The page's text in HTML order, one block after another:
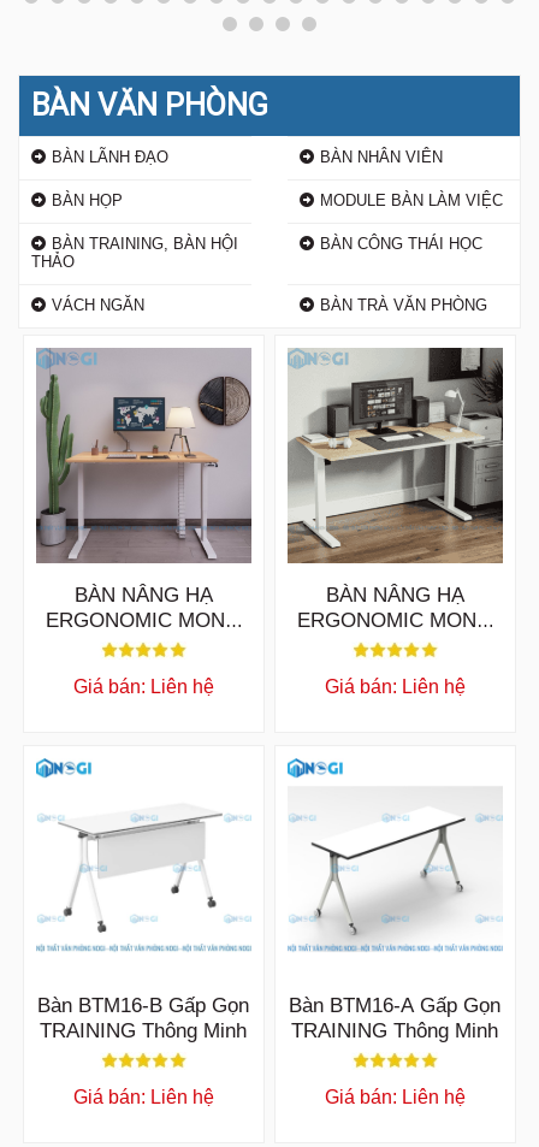
BÀN VĂN PHÒNG
BÀN LÃNH ĐẠO BÀN NHÂN VIÊN
BÀN HỌP MODULE BÀN LÀM VIỆC
BÀN TRAINING, BÀN HỘI
THẢO
BÀN CÔNG THÁI HỌC
VÁCH NGĂN BÀN TRÀ VĂN PHÒNG
BÀN NÂNG HẠ
ERGONOMIC MONO
V1 / 1 MÁY
Giá bán: Liên hệ
BÀN NÂNG HẠ
ERGONOMIC MONO
V2 / 2 MÁY
Giá bán: Liên hệ
Bàn BTM16-B Gấp Gọn
TRAINING Thông Minh
Giá bán: Liên hệ
Bàn BTM16-A Gấp Gọn
TRAINING Thông Minh
Giá bán: Liên hệ